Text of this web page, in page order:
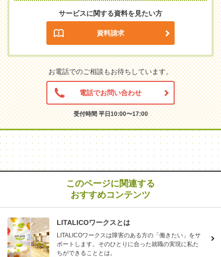
サービスに関する資料を見たい方
資料請求
お電話でのご相談もお待ちしています。
電話でお問い合わせ
受付時間 平日10:00〜17:00
このページに関連する
おすすめコンテンツ
LITALICOワークスとは
LITALICOワークスは障害のある方の「働きたい」をサ
ポートします。そのひとりに合った就職の実現に私た
ちができることとは。